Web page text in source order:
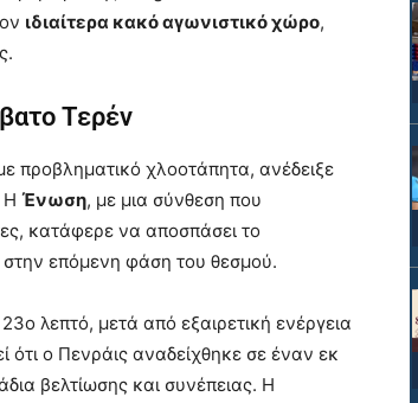
ιδιαίτερα κακό αγωνιστικό χώρο,
Τερέν
προβληματικό χλοοτάπητα, ανέδειξε
Η Ένωση, με μια σύνθεση που
κατάφερε να αποσπάσει το
στην επόμενη φάση του θεσμού.
λεπτό, μετά από εξαιρετική ενέργεια
ότι ο Πενράις αναδείχθηκε σε έναν εκ
βελτίωσης και συνέπειας. Η